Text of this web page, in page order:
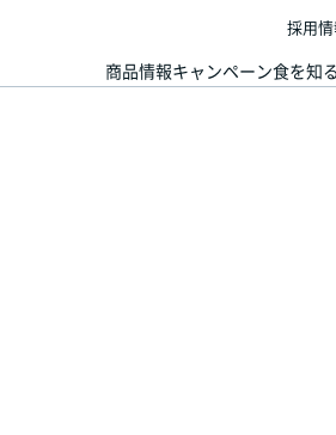
商品情報キャンペーン食を知
採用